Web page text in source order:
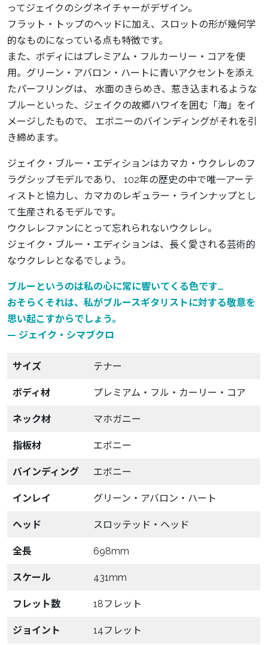
ってジェイクのシグネイチャーがデザイン。
フラット・トップのヘッドに加え、スロットの形が幾何学
的なものになっている点も特徴です。
また、ボディにはプレミアム・フルカーリー・コアを使
用。グリーン・アバロン・ハートに青いアクセントを添え
たパーフリングは、 水面のきらめき、惹き込まれるような
ブルーといった、ジェイクの故郷ハワイを囲む「海」をイ
メージしたもので、 エボニーのバインディングがそれを引
き締めます。
ジェイク・ブルー・エディションはカマカ・ウクレレのフ
ラグシップモデルであり、 102年の歴史の中で唯一アーテ
ィストと協力し、カマカのレギュラー・ラインナップとし
て生産されるモデルです。
ウクレレファンにとって忘れられないウクレレ。
ジェイク・ブルー・エディションは、長く愛される芸術的
なウクレレとなるでしょう。
ブルーというのは私の心に常に響いてくる色です…
おそらくそれは、私がブルースギタリストに対する敬意を
思い起こすからでしょう。
— ジェイク・シマブクロ
サイズ テナー
ボディ材 プレミアム・フル・カーリー・コア
ネック材 マホガニー
指板材 エボニー
バインディング エボニー
インレイ グリーン・アバロン・ハート
ヘッド スロッテッド・ヘッド
全長 698mm
スケール 431mm
フレット数 18フレット
ジョイント 14フレット